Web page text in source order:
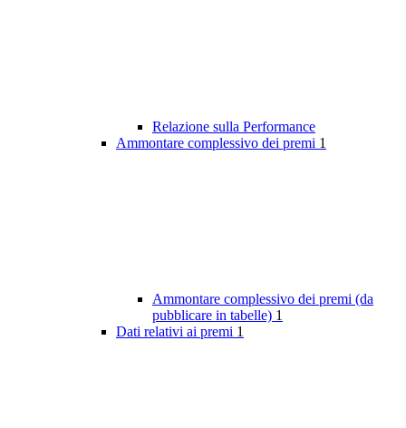
Relazione sulla Performance
Ammontare complessivo dei premi 1
Ammontare complessivo dei premi (da
pubblicare in tabelle) 1
Dati relativi ai premi 1